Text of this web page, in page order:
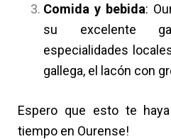
Comida y bebida:
su excelente
especialidades
gallega, el lacón con
Espero que esto te
tiempo en Ourense!